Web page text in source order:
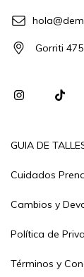
Gorriti
GUIA DE
Cuidados
Cambios y
Política de
Términos y